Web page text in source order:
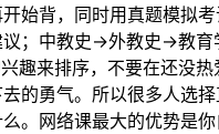
始背，同时用真题模拟考
议；中教史→外教史→教
趣来排序，不要在还没
的勇气。所以很多人选
。网络课最大的优势是